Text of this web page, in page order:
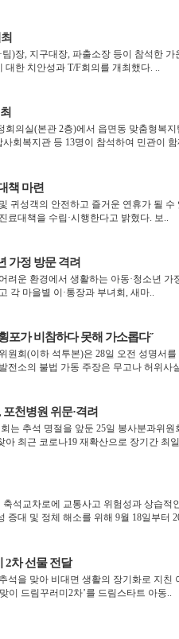
)장, 지구대장, 파출소장 등이 참석한 가
한 치안성과 T/F회의를 개최했다. ..
회의실(본관 2층)에서 읍면동 맞춤형복
회복지관 등 13명이 참석하여 민관이 함
책 마련
귀성객의 안전하고 즐거운 연휴가 될 수
료대책을 수립·시행한다고 밝혔다. 보..
가정 방문 격려
려운 환경에서 생활하는 아동·청소년 가
각 마을별 이·통장과 부녀회, 새마..
포가 비참하다 못해 가소롭다˝
원회(이하 석투본)은 28일 오전 성명서
전소의 불법 가동 주장은 무고나 허위사
천병원 위문·격려
는 추석 명절을 앞둔 25일 봉사분과위원
최근 코로나19 재확산으로 장기간 최
석교차로에 교통사고 위험성과 상습적
증대 및 정체 해소를 위해 9월 18일부터
2차 선물 전달
석을 맞아 비대면 생활의 장기화로 지친
이 드림꾸러미2차’를 드림스타트 아동..